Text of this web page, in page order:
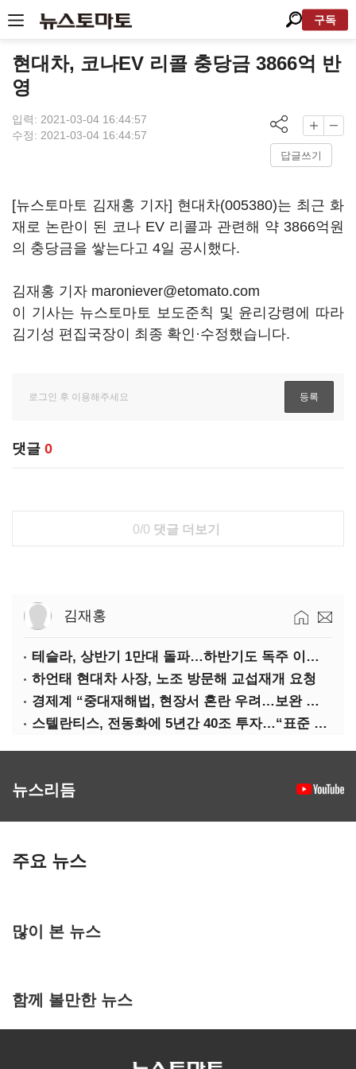
구독
현대차, 코나EV 리콜 충당금 3866억 반
영
입력: 2021-03-04 16:44:57
수정: 2021-03-04 16:44:57
답글쓰기
[뉴스토마토 김재홍 기자] 현대차(005380)는 최근 화
재로 논란이 된 코나 EV 리콜과 관련해 약 3866억원
의 충당금을 쌓는다고 4일 공시했다.
김재홍 기자 maroniever@etomato.com
이 기사는 뉴스토마토 보도준칙 및 윤리강령에 따라
김기성 편집국장이 최종 확인·수정했습니다.
댓글 0
0/0 댓글 더보기
김재홍
테슬라, 상반기 1만대 돌파…하반기도 독주 이어질까
하언태 현대차 사장, 노조 방문해 교섭재개 요청
경제계 “중대재해법, 현장서 혼란 우려…보완 필요”
스텔란티스, 전동화에 5년간 40조 투자…“표준 제시”
뉴스리듬
주요 뉴스
많이 본 뉴스
함께 볼만한 뉴스